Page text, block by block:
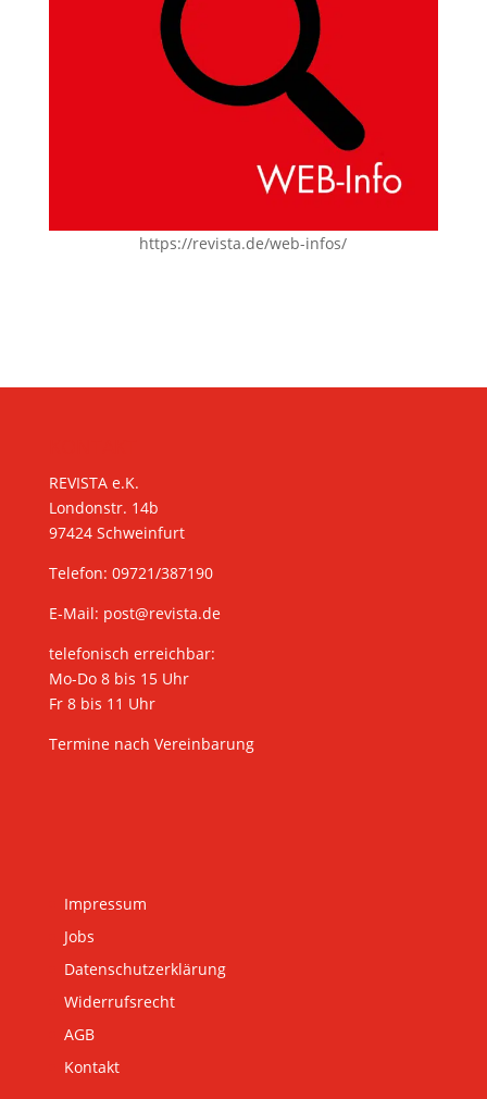
https://revista.de/web-infos/
REVISTA e.K.
Londonstr. 14b
97424 Schweinfurt
Telefon: 09721/387190
E-Mail: post@revista.de
telefonisch erreichbar:
Mo-Do 8 bis 15 Uhr
Fr 8 bis 11 Uhr
Termine nach Vereinbarung
Impressum
Jobs
Datenschutzerklärung
Widerrufsrecht
AGB
Kontakt